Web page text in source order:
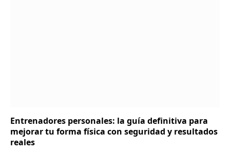
Entrenadores personales: la guía definitiva para
mejorar tu forma física con seguridad y resultados
reales